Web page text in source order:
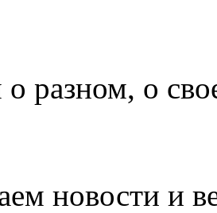
разном, о
новости и